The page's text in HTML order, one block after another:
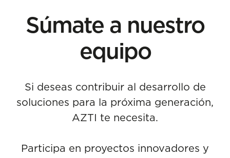
Súmate a nuestro
equipo
Si deseas contribuir al desarrollo de
soluciones para la próxima generación,
AZTI te necesita.
Participa en proyectos innovadores y